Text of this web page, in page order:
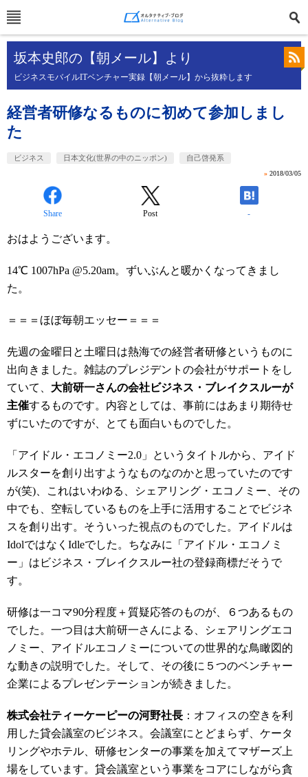
坂本史郎の【朝メール】より
ビジネスモバイルITベンチャー実録【朝メール】から抜粋します
経営者研修なるものに初めて参加しまし
た
ビジネス 日本文化(世界の中のニッポン) 自己啓発系
» 2018/03/05
Share Post -
おはようございます。
14℃ 1007hPa @5.20am。ずいぶんと暖かくなってきまし
た。
＝＝＝ほぼ毎朝エッセー＝＝＝
先週の金曜日と土曜日は熱海での経営者研修というものに
出向きました。雑誌のプレジデントの会社がサポートをし
ていて、 大前研一さんの会社ビジネス・ブレイクスルーが
主催するものです。内容としては、事前にはあまり期待せ
ずにいたのですが、とても面白いものでした。
「アイドル・エコノミー2.0」というタイトルから、アイド
ルスターを創り出すようなものなのかと思っていたのです
が(笑)、これはいわゆる、シェアリング・エコノミー、その
中でも、空転しているものを上手に活用することでビジネ
スを創り出す。そういった視点のものでした。アイドルは
IdolではなくIdleでした。ちなみに「アイドル・エコノミ
ー」はビジネス・ブレイクスルー社の登録商標だそうで
す。
研修は一コマ90分程度＋質疑応答のものが、６つあるもの
でした。一つ目は大前研一さんによる、シェアリングエコ
ノミー、アイドルエコノミーについての世界的な鳥瞰図的
な動きの説明でした。そして、その後に５つのベンチャー
企業によるプレゼンテーションが続きました。
株式会社ティーケーピーの河野社長 ：オフィスの空きを利
用した貸会議室のビジネス。会議室にとどまらず、ケータ
リングやホテル、研修センターの事業を加えてマザーズ上
場をしています。貸会議室という事業をコアにしながら貪